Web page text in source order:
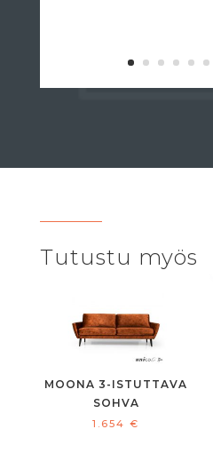
Tutustu myös
MOONA 3-ISTUTTAVA
SOHVA
1.654€